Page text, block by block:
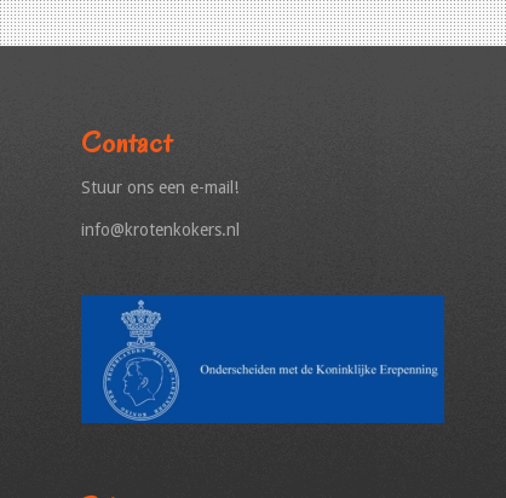
Contact
Stuur ons een e-mail!
info@krotenkokers.nl